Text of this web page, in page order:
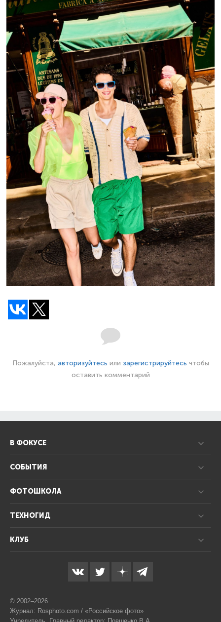
Пожалуйста, авторизуйтесь или зарегистрируйтесь чтобы
оставить комментарий
В ФОКУСЕ
СОБЫТИЯ
ФОТОШКОЛА
ТЕХНОГИД
КЛУБ
© 2002–2026
Журнал: Rosphoto.com / «Российское фото»